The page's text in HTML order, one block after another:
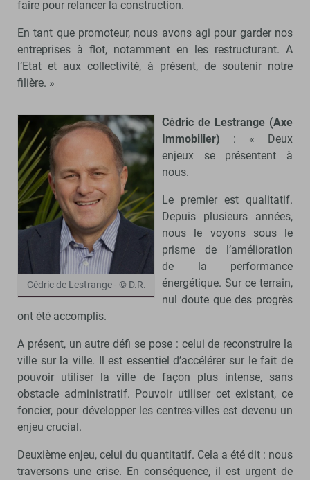
faire pour relancer la construction.
En tant que promoteur, nous avons agi pour garder nos
entreprises à flot, notamment en les restructurant. A
l’Etat et aux collectivité, à présent, de soutenir notre
filière. »
Cédric de Lestrange - © D.R.
Cédric de Lestrange (Axe
Immobilier) : « Deux
enjeux se présentent à
nous.
Le premier est qualitatif.
Depuis plusieurs années,
nous le voyons sous le
prisme de l’amélioration
de la performance
énergétique. Sur ce terrain,
nul doute que des progrès
ont été accomplis.
A présent, un autre défi se pose : celui de reconstruire la
ville sur la ville. Il est essentiel d’accélérer sur le fait de
pouvoir utiliser la ville de façon plus intense, sans
obstacle administratif. Pouvoir utiliser cet existant, ce
foncier, pour développer les centres-villes est devenu un
enjeu crucial.
Deuxième enjeu, celui du quantitatif. Cela a été dit : nous
traversons une crise. En conséquence, il est urgent de